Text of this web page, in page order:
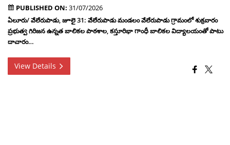
PUBLISHED ON: 31/07/2026
ఏలూరు/ వేలేరుపాడు, జూలై 31: వేలేరుపాడు మండలం వేలేరుపాడు గ్రామంలో శుక్రవారం
ప్రభుత్వ గిరిజన ఉన్నత బాలికల పాఠశాల, కస్తూరిభా గాంధీ బాలికల విద్యాలయంతో పాటు
దాచారం…
View Details